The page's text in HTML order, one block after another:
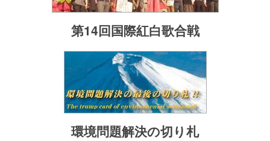
第14回国際紅白歌合戦
環境問題解決の切り札